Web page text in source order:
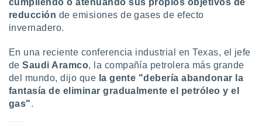
cumpliendo o atenuando sus propios objetivos de
reducción de emisiones de gases de efecto
invernadero.
En una reciente conferencia industrial en Texas, el jefe
deSaudi Aramco, la compañía petrolera más grande
del mundo, dijo que la gente "debería abandonar la
fantasía de eliminar gradualmente el petróleo y el
gas".